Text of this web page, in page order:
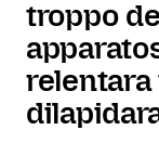
troppo